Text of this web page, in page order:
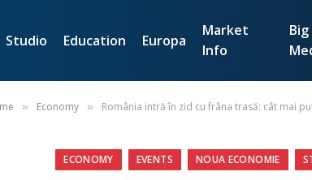
Studio Education Europa
Market
Info
» Economy » România intră în zid cu frâna trasă: cât mai
ECONOMY EVENTS NOUA ECONOMIE